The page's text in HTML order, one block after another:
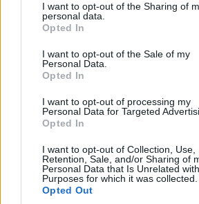
I want to opt-out of the Sharing of
personal data.
Opted In
I want to opt-out of the Sale of my
Personal Data.
Opted In
I want to opt-out of processing my
Personal Data for Targeted
Opted In
I want to opt-out of Collection, Use,
Retention, Sale, and/or Sharing of
Personal Data that Is Unrelated
Purposes for which it was collected.
Opted Out
SEMMELTÅRTA
TIPS! Följ mig gärna Lindas bakskola
Instagram (klicka här, eller Facebook
du alltid alla nya recept direkt i ditt
semmeltårta. En underbart god
av semla. En favorit som är perfekt